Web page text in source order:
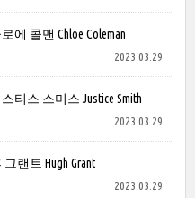
콜맨 Chloe Coleman
2023.03.29
티스 스미스 Justice Smith
2023.03.29
랜트 Hugh Grant
2023.03.29